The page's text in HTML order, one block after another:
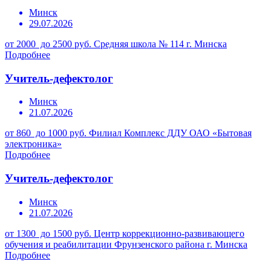
Минск
29.07.2026
от 2000 до 2500 руб. Средняя школа № 114 г. Минска
Подробнее
Учитель-дефектолог
Минск
21.07.2026
от 860 до 1000 руб. Филиал Комплекс ДДУ ОАО «Бытовая
электроника»
Подробнее
Учитель-дефектолог
Минск
21.07.2026
от 1300 до 1500 руб. Центр коррекционно-развивающего
обучения и реабилитации Фрунзенского района г. Минска
Подробнее